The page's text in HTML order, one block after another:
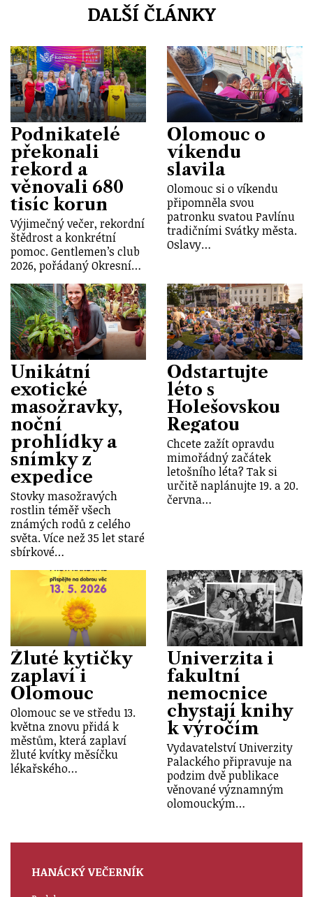
DALŠÍ ČLÁNKY
Podnikatelé
překonali
rekord a
věnovali 680
tisíc korun
Výjimečný večer, rekordní
štědrost a konkrétní
pomoc. Gentlemen’s club
2026, pořádaný Okresní…
Olomouc o
víkendu
slavila
Olomouc si o víkendu
připomněla svou
patronku svatou Pavlínu
tradičními Svátky města.
Oslavy…
Unikátní
exotické
masožravky,
noční
prohlídky a
snímky z
expedice
Stovky masožravých
rostlin téměř všech
známých rodů z celého
světa. Více než 35 let staré
sbírkové…
Odstartujte
léto s
Holešovskou
Regatou
Chcete zažít opravdu
mimořádný začátek
letošního léta? Tak si
určitě naplánujte 19. a 20.
června…
Žluté kytičky
zaplaví i
Olomouc
Olomouc se ve středu 13.
května znovu přidá k
městům, která zaplaví
žluté kvítky měsíčku
lékařského…
Univerzita i
fakultní
nemocnice
chystají knihy
k výročím
Vydavatelství Univerzity
Palackého připravuje na
podzim dvě publikace
věnované významným
olomouckým…
HANÁCKÝ VEČERNÍK